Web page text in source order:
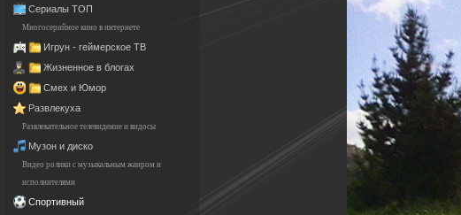
Сериалы ТОП
Многосерийное кино в интернете
Игрун - геймерское ТВ
Жизненное в блогах
Смех и Юмор
Развлекуха
Развлекательное телевидение и видосы
Музон и диско
Видео ролики с музыкальным жанром и
исполнителями
Спортивный